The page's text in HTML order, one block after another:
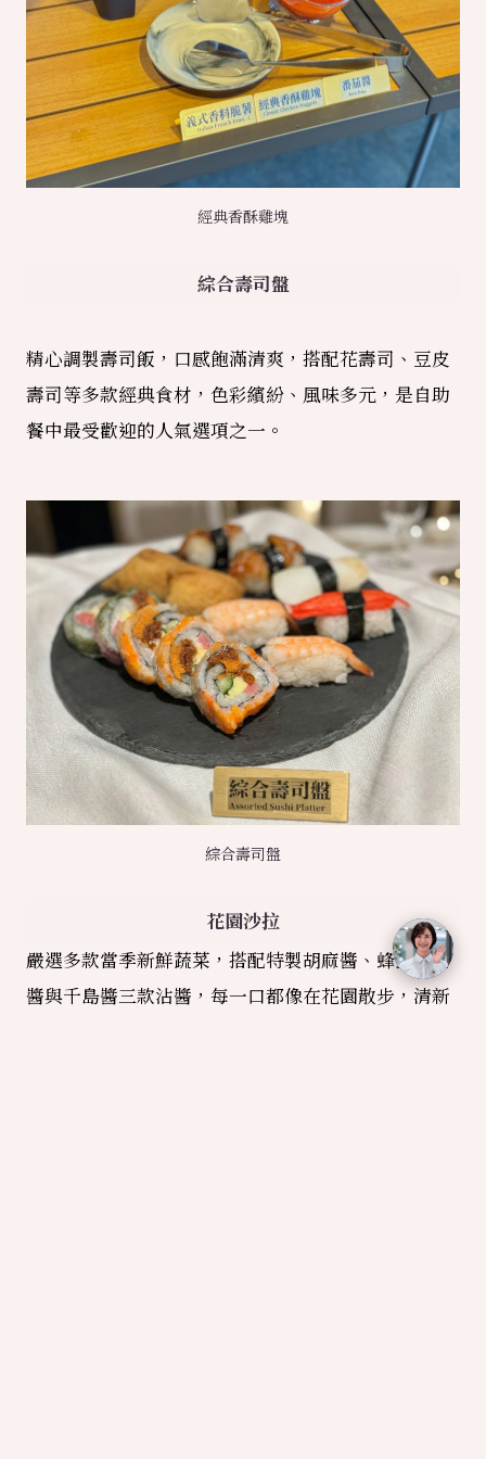
經典香酥雞塊
綜合壽司盤
精心調製壽司飯，口感飽滿清爽，搭配花壽司、豆皮
壽司等多款經典食材，色彩繽紛、風味多元，是自助
餐中最受歡迎的人氣選項之一。
綜合壽司盤
花園沙拉
嚴選多款當季新鮮蔬菜，搭配特製胡麻醬、蜂蜜油醋
醬與千島醬三款沾醬，每一口都像在花園散步，清新